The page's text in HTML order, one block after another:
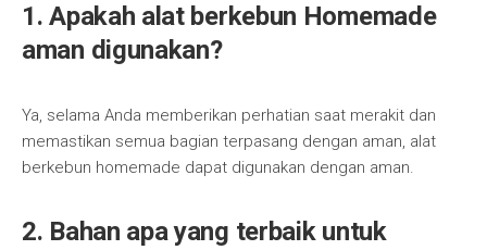
1. Apakah alat berkebun Homemade
aman digunakan?
Ya, selama Anda memberikan perhatian saat merakit dan
memastikan semua bagian terpasang dengan aman, alat
berkebun homemade dapat digunakan dengan aman.
2. Bahan apa yang terbaik untuk